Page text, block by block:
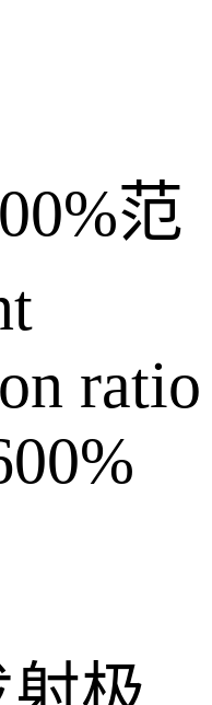
范
ratio